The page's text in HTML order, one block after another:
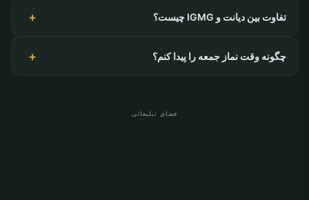
تفاوت بین دیانت و IGMG چیست؟
چگونه وقت نماز جمعه را پیدا کنم؟
فضای تبلیغاتی